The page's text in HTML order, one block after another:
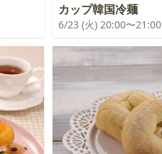
カップ韓国冷麺
6/23 (火) 20:00〜21:00